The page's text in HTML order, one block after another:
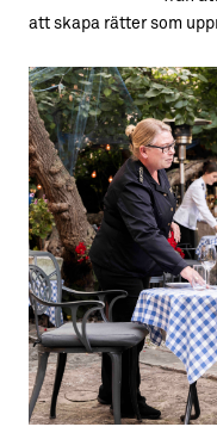
att skapa rätter som